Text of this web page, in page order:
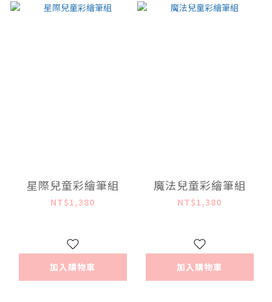
星際兒童彩繪筆組
NT$1,380
加入購物車
魔法兒童彩繪筆組
NT$1,380
加入購物車